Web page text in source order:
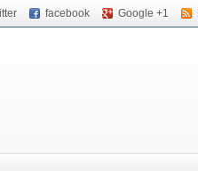
facebook Google +1